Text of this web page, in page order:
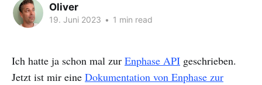
Oliver
19. Juni 2023 • 1 min read
Ich hatte ja schon mal zur Enphase API geschrieben.
Jetzt ist mir eine Dokumentation von Enphase zur